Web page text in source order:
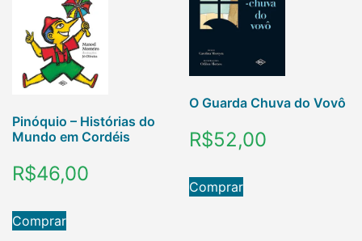
Pinóquio – Histórias do
Mundo em Cordéis
R$46,00
Comprar
O Guarda Chuva do Vovô
R$52,00
Comprar